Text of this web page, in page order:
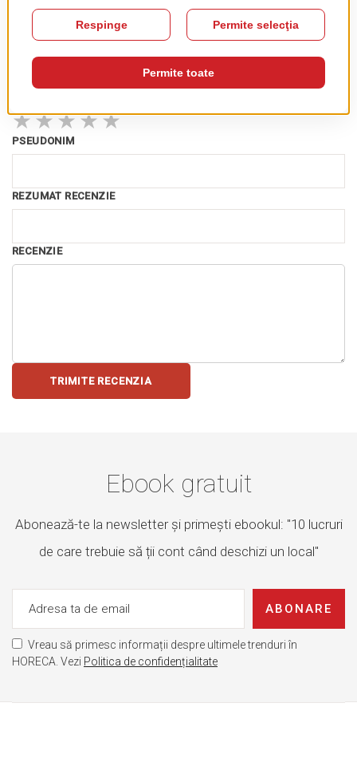
Acest produs nu are recenzii încă. Fii primul!
★★★★★
PSEUDONIM
REZUMAT RECENZIE
RECENZIE
TRIMITE RECENZIA
Ebook gratuit
Abonează-te la newsletter și primești ebookul: "10 lucruri
de care trebuie să ții cont când deschizi un local"
ABONARE
Vreau să primesc informații despre ultimele trenduri în
HORECA. Vezi Politica de confidențialitate